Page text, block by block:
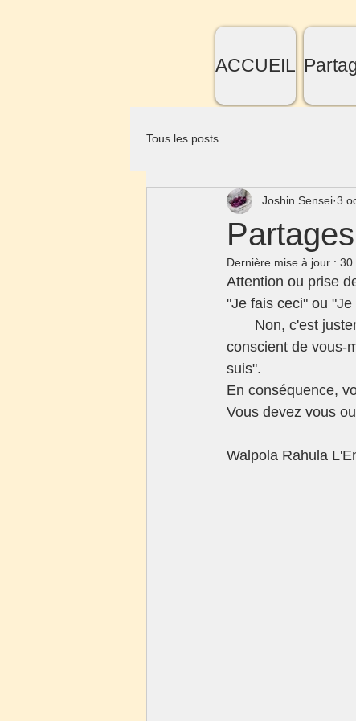
ACCUEIL
Tous les posts
Joshin Sensei 3
Dernière mise à jour : 30
Attention ou prise
"Je fais ceci" ou "Je
conscient de vous-
suis".
En conséquence,
Vous devez vous
Walpola Rahula